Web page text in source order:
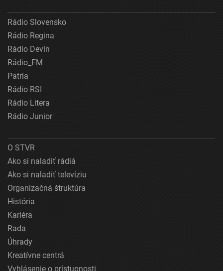
Rádio Slovensko
Rádio Regina
Rádio Devín
Rádio_FM
Patria
Rádio RSI
Rádio Litera
Rádio Junior
O STVR
Ako si naladiť rádiá
Ako si naladiť televíziu
Organizačná štruktúra
História
Kariéra
Rada
Úhrady
Kreatívne centrá
Vyhlásenie o prístupnosti